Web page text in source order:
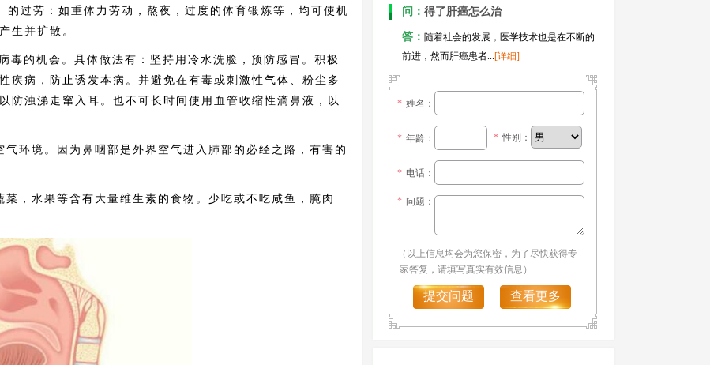
的过劳：如重体力劳动，熬夜，过度的体育锻炼等，均可使机
生并扩散。
的机会。具体做法有：坚持用冷水洗脸，预防感冒。积极
疾病，防止诱发本病。并避免在有毒或刺激性气体、粉尘多
防浊涕走窜入耳。也不可长时间使用血管收缩性滴鼻液，以
境。因为鼻咽部是外界空气进入肺部的必经之路，有害的
水果等含有大量维生素的食物。少吃或不吃咸鱼，腌肉
问： 得了肝癌怎么治
答： 随着社会的发展，医学技术也是在不断的
前进，然而肝癌患者...[详细]
* 姓名：
* 年龄： * 性别：
* 电话：
* 问题：
（以上信息均会为您保密，为了尽快获得专
家答复，请填写真实有效信息）
提交问题 查看更多